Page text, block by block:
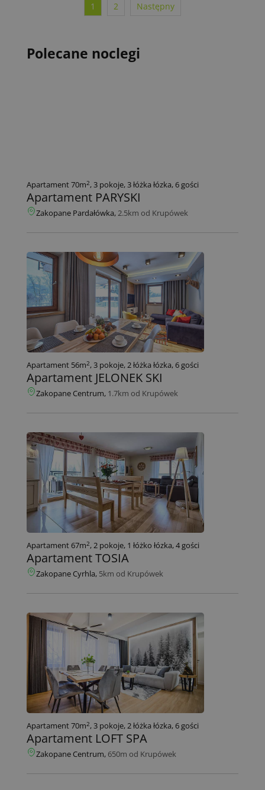
1 2 Następny
Polecane noclegi
Apartament 70m2, 3 pokoje, 3 łóżka łózka, 6 gości
Apartament PARYSKI
Zakopane Pardałówka,2.5km od Krupówek
Apartament 56m2, 3 pokoje, 2 łóżka łózka, 6 gości
Apartament JELONEK SKI
Zakopane Centrum, 1.7km od Krupówek
Apartament 67m2, 2 pokoje, 1 łóżko łózka, 4 gości
Apartament TOSIA
Zakopane Cyrhla, 5km od Krupówek
Apartament 70m2, 3 pokoje, 2 łóżka łózka, 6 gości
Apartament LOFT SPA
Zakopane Centrum, 650m od Krupówek